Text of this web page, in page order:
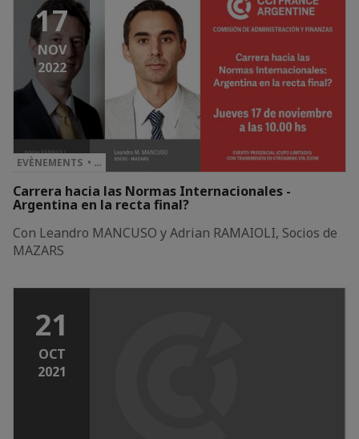
17
NOV
2022
EVÈNEMENTS • …
Carrera hacia las Normas Internacionales -
Argentina en la recta final?
Con Leandro MANCUSO y Adrian RAMAIOLI, Socios de
MAZARS
21
OCT
2021